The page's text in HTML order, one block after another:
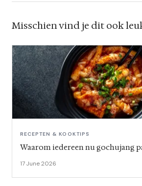
Misschien vind je dit ook
RECEPTEN & KOOKTIPS
Waarom iedereen nu gochujang
17 June 2026